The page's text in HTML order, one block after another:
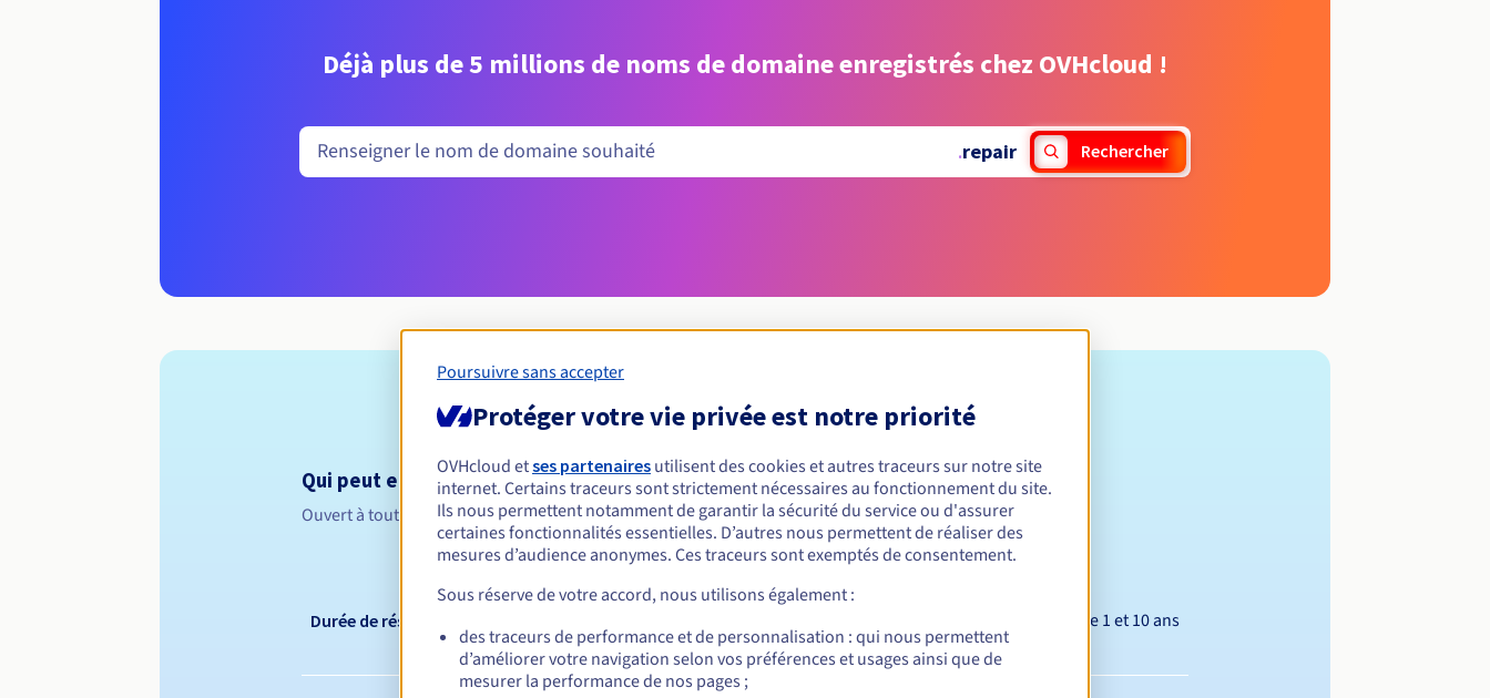
Déjà plus de 5 millions de noms de domaine enregistrés chez OVHcloud !
.repair Rechercher
Conditions d'éligibilité
Qui peut enregistrer un .repair ?
Ouvert à toutes les personnes physiques ou morales, sans restriction géographique.
Règles de gestion et notifications
Durée de réservation Entre 1 et 10 ans
Poursuivre sans accepter
Protéger votre vie privée est notre priorité
OVHcloud etses partenaires utilisent des cookies et autres traceurs sur notre site
internet. Certains traceurs sont strictement nécessaires au fonctionnement du site.
Ils nous permettent notamment de garantir la sécurité du service ou d'assurer
certaines fonctionnalités essentielles. D’autres nous permettent de réaliser des
mesures d’audience anonymes. Ces traceurs sont exemptés de consentement.
Sous réserve de votre accord, nous utilisons également :
des traceurs de performance et de personnalisation : qui nous permettent
d’améliorer votre navigation selon vos préférences et usages ainsi que de
mesurer la performance de nos pages ;